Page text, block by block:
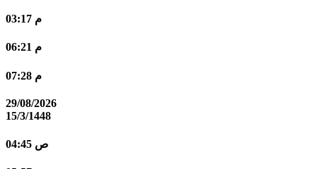
03:17 م
06:21 م
07:28 م
29/08/2026
15/3/1448
04:45 ص